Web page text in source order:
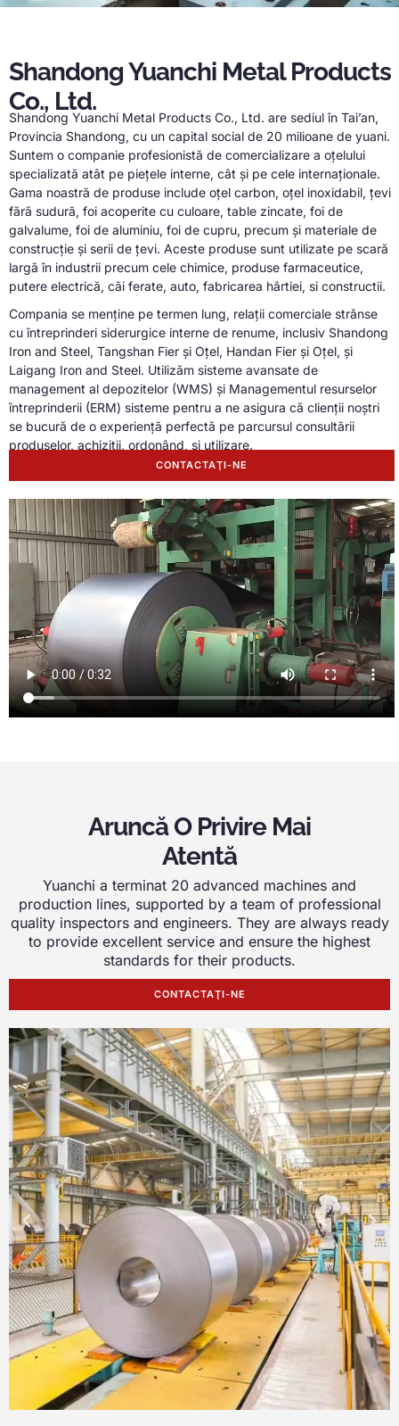
Shandong Yuanchi Metal Products
Co., Ltd.
Shandong Yuanchi Metal Products Co., Ltd. are sediul în Tai’an,
Provincia Shandong, cu un capital social de 20 milioane de yuani.
Suntem o companie profesionistă de comercializare a oțelului
specializată atât pe piețele interne, cât și pe cele internaționale.
Gama noastră de produse include oțel carbon, oţel inoxidabil, țevi
fără sudură, foi acoperite cu culoare, table zincate, foi de
galvalume, foi de aluminiu, foi de cupru, precum și materiale de
construcție și serii de țevi. Aceste produse sunt utilizate pe scară
largă în industrii precum cele chimice, produse farmaceutice,
putere electrică, căi ferate, auto, fabricarea hârtiei, si constructii.
Compania se menține pe termen lung, relații comerciale strânse
cu întreprinderi siderurgice interne de renume, inclusiv Shandong
Iron and Steel, Tangshan Fier și Oțel, Handan Fier și Oțel, și
Laigang Iron and Steel. Utilizăm sisteme avansate de
management al depozitelor (WMS) și Managementul resurselor
întreprinderii (ERM) sisteme pentru a ne asigura că clienții noștri
se bucură de o experiență perfectă pe parcursul consultării
produselor, achiziții, ordonând, și utilizare.
CONTACTAŢI-NE
Aruncă O Privire Mai
Atentă
Yuanchi a terminat 20 advanced machines and
production lines, supported by a team of professional
quality inspectors and engineers. They are always ready
to provide excellent service and ensure the highest
standards for their products.
CONTACTAŢI-NE